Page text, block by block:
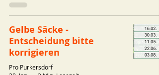
Gelbe Säcke -
Entscheidung bitte
korrigieren
Pro Purkersdorf